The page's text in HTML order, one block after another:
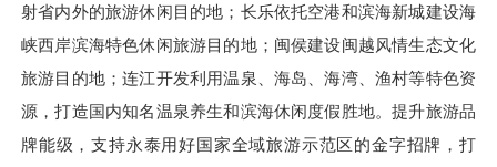
射省内外的旅游休闲目的地；长乐依托空港和滨海新城建设海
峡西岸滨海特色休闲旅游目的地；闽侯建设闽越风情生态文化
旅游目的地；连江开发利用温泉、海岛、海湾、渔村等特色资
源，打造国内知名温泉养生和滨海休闲度假胜地。提升旅游品
牌能级，支持永泰用好国家全域旅游示范区的金字招牌，打